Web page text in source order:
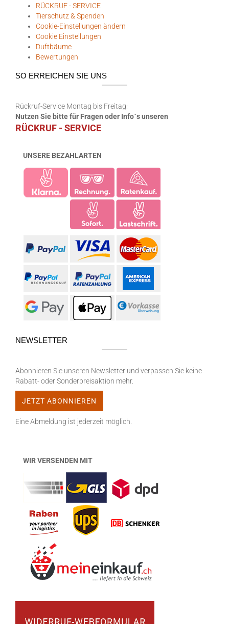
RÜCKRUF - SERVICE
Tierschutz & Spenden
Cookie-Einstellungen ändern
Cookie Einstellungen
Duftbäume
Bewertungen
SO ERREICHEN SIE UNS
Rückruf-Service Montag bis Freitag:
Nutzen Sie bitte für Fragen oder Info`s unseren
RÜCKRUF - SERVICE
UNSERE BEZAHLARTEN
NEWSLETTER
Abonnieren Sie unseren Newsletter und verpassen Sie keine
Rabatt- oder Sonderpreisaktion mehr.
Eine Abmeldung ist jederzeit möglich.
WIR VERSENDEN MIT